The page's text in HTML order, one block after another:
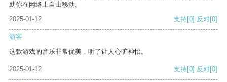
助你在网络上自由移动。
2025-01-12
支持[0] 反对[0]
游客
这款游戏的音乐非常优美，听了让人心旷神怡。
2025-01-12 支持[0] 反对[0]